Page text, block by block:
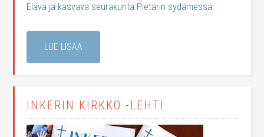
Elävä ja kasvava seurakunta Pietarin sydämessä.
LUE LISÄÄ
INKERIN KIRKKO -LEHTI